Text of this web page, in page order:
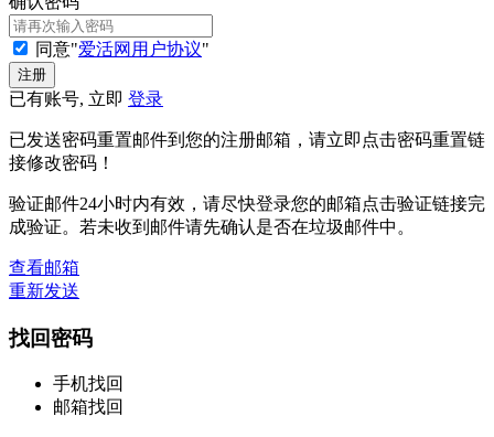
同意"爱活网用户协议"
已有账号, 立即 登录
已发送密码重置邮件到您的注册邮箱，请立即点击密码重置链
接修改密码！
验证邮件24小时内有效，请尽快登录您的邮箱点击验证链接完
成验证。若未收到邮件请先确认是否在垃圾邮件中。
查看邮箱
重新发送
找回密码
手机找回
邮箱找回